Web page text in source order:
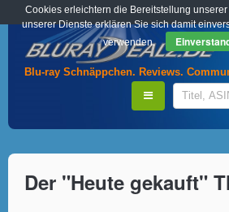
Blu-ray Schnäppchen. Reviews.
Der "Heute gekauft"
Cookies erleichtern die Bereitstellung
unserer Dienste erklären Sie sich damit
verwenden.